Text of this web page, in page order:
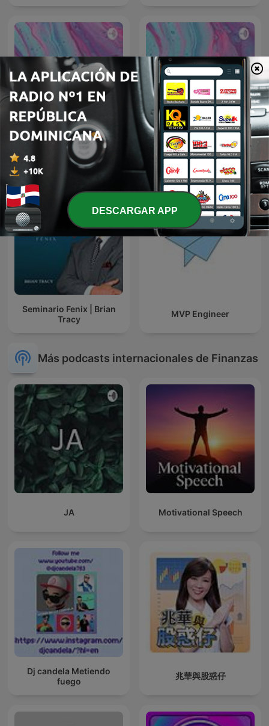
Génesis Yasmin
Seminario Fenix | Brian
Tracy
MVP Engineer
Más podcasts internacionales de Finanzas
JA Motivational Speech
Dj candela Metiendo
fuego
兆華與股惑仔
DESCARGAR APP